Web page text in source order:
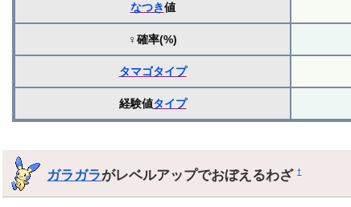
なつき値
♀確率(%)
タマゴタイプ
経験値タイプ
ガラガラがレベルアップでおぼえるわざ†